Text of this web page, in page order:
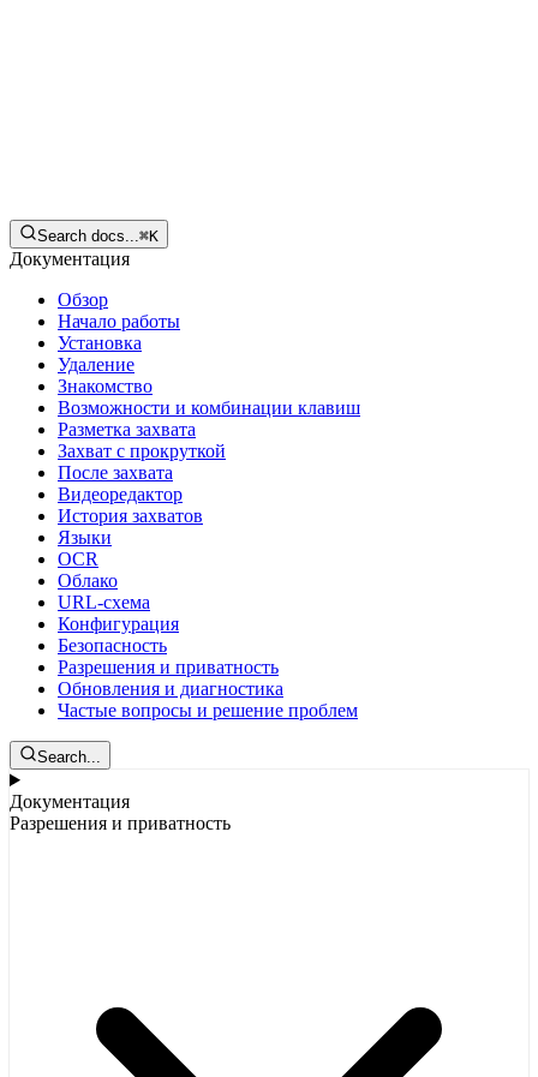
Search docs...⌘K
Документация
Обзор
Начало работы
Установка
Удаление
Знакомство
Возможности и комбинации клавиш
Разметка захвата
Захват с прокруткой
После захвата
Видеоредактор
История захватов
Языки
OCR
Облако
URL-схема
Конфигурация
Безопасность
Разрешения и приватность
Обновления и диагностика
Частые вопросы и решение проблем
Search...
Документация
Разрешения и приватность